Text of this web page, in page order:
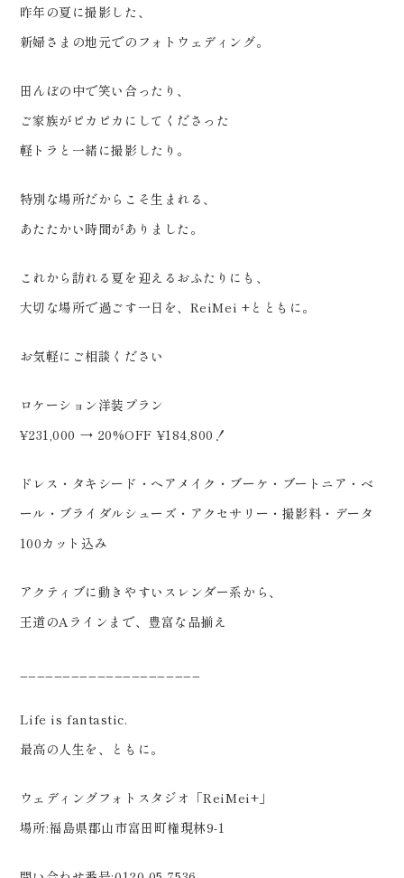
わせ番号:0120-05-7536
LINE:@757gbgmv ご予約・ご
見学、ご相談（オンライン可） 受
付中です！
………………………………………
………… #ウェディングフォト
#2026夏婚 #dressy花嫁 #プラ
コレ #福島前撮り
昨年の夏に撮影した、
新婦さまの地元でのフォトウェディング。
田んぼの中で笑い合ったり、
ご家族がピカピカにしてくださった
軽トラと一緒に撮影したり。
特別な場所だからこそ生まれる、
あたたかい時間がありました。
これから訪れる夏を迎えるおふたりにも、
大切な場所で過ごす一日を、ReiMei +とともに。
お気軽にご相談ください
ロケーション洋装プラン
¥231,000 → 20%OFF ¥184,800！
ドレス・タキシード・ヘアメイク・ブーケ・ブートニア・ベ
ール・ブライダルシューズ・アクセサリー・撮影料・データ
100カット込み
アクティブに動きやすいスレンダー系から、
王道のAラインまで、豊富な品揃え
Life is fantastic.
最高の人生を、ともに。
ウェディングフォトスタジオ「ReiMei+」
場所:福島県郡山市富田町権現林9-1